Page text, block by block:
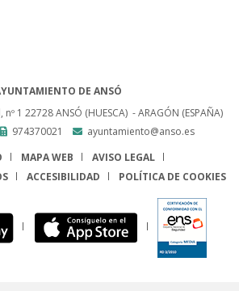
DE ANSÓ
1 22728 ANSÓ (HUESCA) - ARAGÓN (ESPAÑA)
974370021
ayuntamiento@anso.es
MAPA WEB
AVISO LEGAL
ACCESIBILIDAD POLÍTICA DE COOKIES